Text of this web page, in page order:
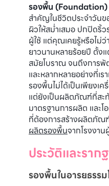
รองพื้น (Foundation)
สำคัญในชีวิตประจำวันข
ผิวให้สม่ำเสมอ ปกปิดริ้
ผู้ใช้ แต่คุณเคยรู้หรือไม่
ยาวนานหลายร้อยปี ตั้ง
สมัยโบราณ จนถึงการ
และหลากหลายอย่างที่เ
รองพื้นไม่ได้เป็นเพียงเ
แต่ยังเป็นผลิตภัณฑ์ที่สะ
มาตรฐานการผลิต และ
ที่ต้องการสร้างผลิตภัณ
ผลิตรองพื้นจากโรงงา
ประวัติและรา
รองพื้นในอารยธรร